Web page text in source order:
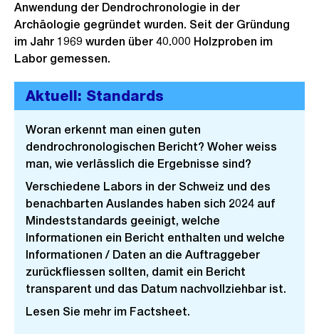
Anwendung der Dendrochronologie in der
Archäologie gegründet wurden. Seit der Gründung
im Jahr 1969 wurden über 40.000 Holzproben im
Labor gemessen.
Aktuell: Standards
Woran erkennt man einen guten
dendrochronologischen Bericht? Woher weiss
man, wie verlässlich die Ergebnisse sind?
Verschiedene Labors in der Schweiz und des
benachbarten Auslandes haben sich 2024 auf
Mindeststandards geeinigt, welche
Informationen ein Bericht enthalten und welche
Informationen / Daten an die Auftraggeber
zurückfliessen sollten, damit ein Bericht
transparent und das Datum nachvollziehbar ist.
Lesen Sie mehr im Factsheet.